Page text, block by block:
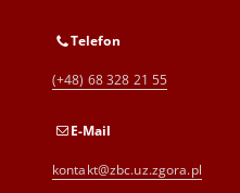
Telefon
(+48) 68 328 21 55
E-Mail
kontakt@zbc.uz.zgora.pl